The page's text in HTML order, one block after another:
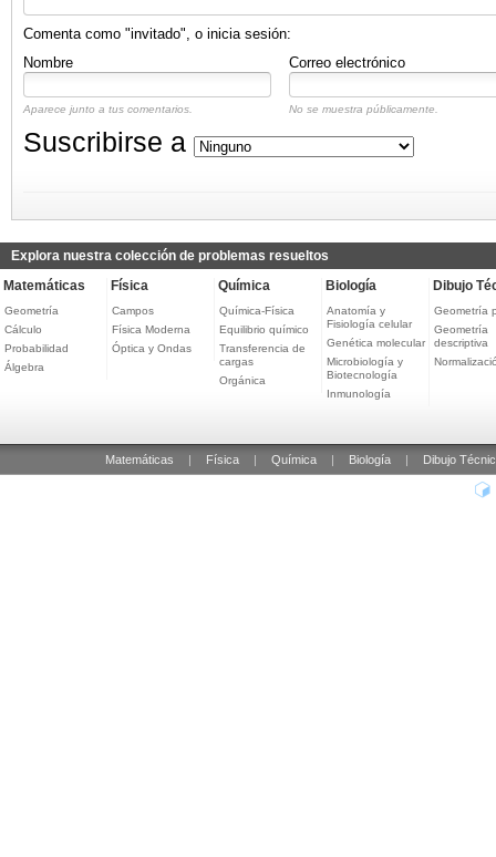
Comenta como "invitado", o inicia sesión:
Nombre
Correo electrónico
Aparece junto a tus comentarios. No se muestra públicamente.
Suscribirse a
Explora nuestra colección de problemas resueltos
Matemáticas
Geometría
Cálculo
Probabilidad
Álgebra
Física
Campos
Física Moderna
Óptica y Ondas
Química
Química-Física
Equilibrio químico
Transferencia de
cargas
Orgánica
Biología
Anatomía y
Fisiología celular
Genética molecular
Microbiología y
Biotecnología
Inmunología
Dibujo
Geometría
Geometría
descriptiva
Matemáticas Física Química Biología Dibujo